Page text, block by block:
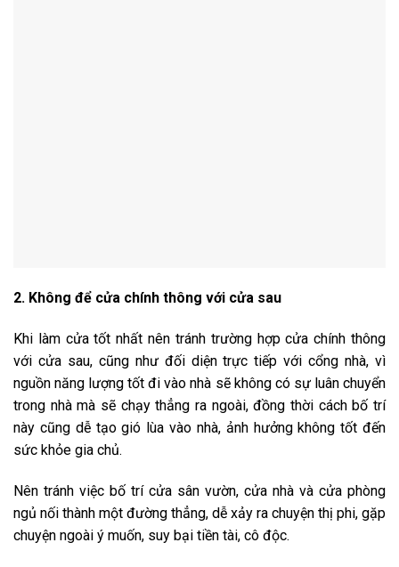
2. Không để cửa chính thông với cửa sau
Khi làm cửa tốt nhất nên tránh trường hợp cửa chính thông
với cửa sau, cũng như đối diện trực tiếp với cổng nhà, vì
nguồn năng lượng tốt đi vào nhà sẽ không có sự luân chuyển
trong nhà mà sẽ chạy thẳng ra ngoài, đồng thời cách bố trí
này cũng dễ tạo gió lùa vào nhà, ảnh hưởng không tốt đến
sức khỏe gia chủ.
Nên tránh việc bố trí cửa sân vườn, cửa nhà và cửa phòng
ngủ nối thành một đường thẳng, dễ xảy ra chuyện thị phi, gặp
chuyện ngoài ý muốn, suy bại tiền tài, cô độc.